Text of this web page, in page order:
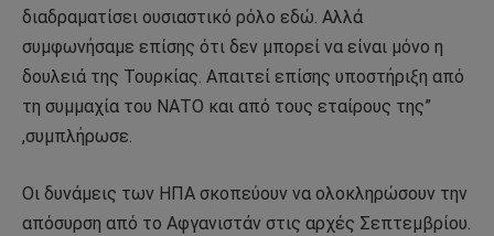
διαδραματίσει ουσιαστικό ρόλο εδώ. Αλλά
συμφωνήσαμε επίσης ότι δεν μπορεί να είναι μόνο η
δουλειά της Τουρκίας. Απαιτεί επίσης υποστήριξη από
τη συμμαχία του ΝΑΤΟ και από τους εταίρους της”
,συμπλήρωσε.
Οι δυνάμεις των ΗΠΑ σκοπεύουν να ολοκληρώσουν την
απόσυρση από το Αφγανιστάν στις αρχές Σεπτεμβρίου.